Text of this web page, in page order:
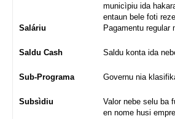
municìpiu ida
entaun bele foti
Saláriu
Pagamentu regular
Saldu Cash Saldu konta ida
Sub-Programa Governu nia
Subsìdiu
Valor nebe selu ba
en nome husi